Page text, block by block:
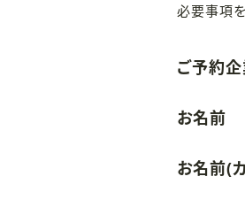
必要事項
ご予約
お名前
お名前(